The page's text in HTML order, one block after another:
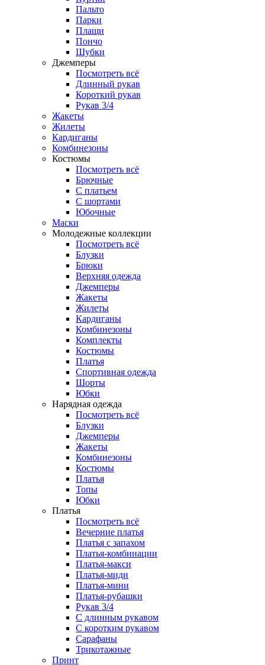
Пальто
Парки
Плащи
Пончо
Шубки
Джемперы
Посмотреть всё
Длинный рукав
Короткий рукав
Рукав 3/4
Жакеты
Жилеты
Кардиганы
Комбинезоны
Костюмы
Посмотреть всё
Брючные
С платьем
С шортами
Юбочные
Маски
Молодежные коллекции
Посмотреть всё
Блузки
Брюки
Верхняя одежда
Джемперы
Жакеты
Жилеты
Кардиганы
Комбинезоны
Комплекты
Костюмы
Платья
Спортивная одежда
Шорты
Юбки
Нарядная одежда
Посмотреть всё
Блузки
Джемперы
Жакеты
Комбинезоны
Костюмы
Платья
Топы
Юбки
Платья
Посмотреть всё
Вечерние платья
Платья с запахом
Платья-комбинации
Платья-макси
Платья-миди
Платья-мини
Платья-рубашки
Рукав 3/4
С длинным рукавом
С коротким рукавом
Сарафаны
Трикотажные
Принт